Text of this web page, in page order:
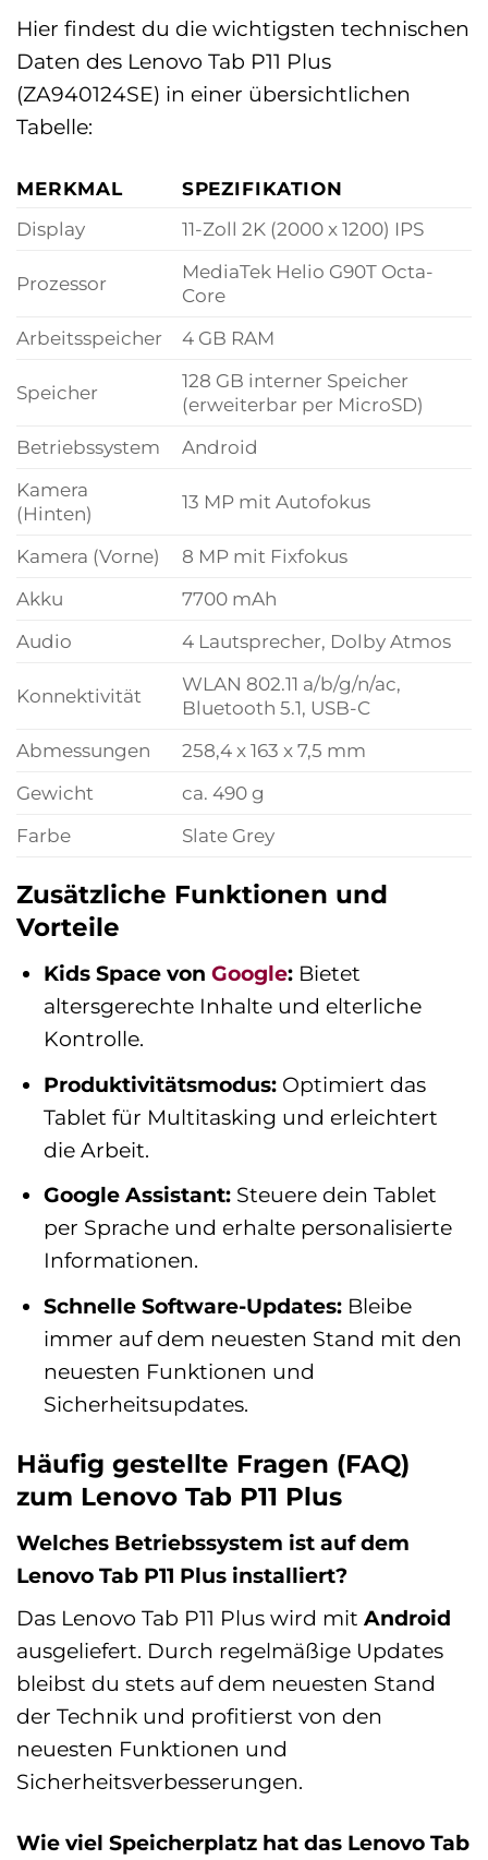
Hier findest du die wichtigsten technischen
Daten des Lenovo Tab P11 Plus
(ZA940124SE) in einer übersichtlichen
Tabelle:
MERKMAL
SPEZIFIKATION
Display
11-Zoll 2K (2000 x 1200) IPS
Prozessor
MediaTek Helio G90T Octa-
Core
Arbeitsspeicher
4 GB RAM
Speicher
128 GB interner Speicher
(erweiterbar per MicroSD)
Betriebssystem
Android
Kamera
(Hinten)
13 MP mit Autofokus
Kamera (Vorne)
8 MP mit Fixfokus
Akku
7700 mAh
Audio
4 Lautsprecher, Dolby Atmos
Konnektivität
WLAN 802.11 a/b/g/n/ac,
Bluetooth 5.1, USB-C
Abmessungen
258,4 x 163 x 7,5 mm
Gewicht
ca. 490 g
Farbe
Slate Grey
Zusätzliche Funktionen und
Vorteile
Kids Space vonGoogle: Bietet
altersgerechte Inhalte und elterliche
Kontrolle.
Produktivitätsmodus: Optimiert das
Tablet für Multitasking und erleichtert
die Arbeit.
Google Assistant: Steuere dein Tablet
per Sprache und erhalte personalisierte
Informationen.
Schnelle Software-Updates: Bleibe
immer auf dem neuesten Stand mit den
neuesten Funktionen und
Sicherheitsupdates.
Häufig gestellte Fragen (FAQ)
zum Lenovo Tab P11 Plus
Welches Betriebssystem ist auf dem
Lenovo Tab P11 Plus installiert?
Das Lenovo Tab P11 Plus wird mit Android
ausgeliefert. Durch regelmäßige Updates
bleibst du stets auf dem neuesten Stand
der Technik und profitierst von den
neuesten Funktionen und
Sicherheitsverbesserungen.
Wie viel Speicherplatz hat das Lenovo Tab